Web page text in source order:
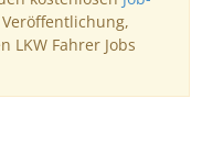
LKW Fahrer Jobs